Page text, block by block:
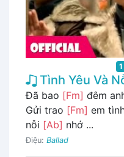
Tình Yêu Và
Đã bao [Fm] đêm
Gửi trao [Fm] em
nỗi [Ab] nhớ ...
Điệu: Ballad